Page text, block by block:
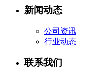
新闻动态
公司资讯
行业动态
联系我们